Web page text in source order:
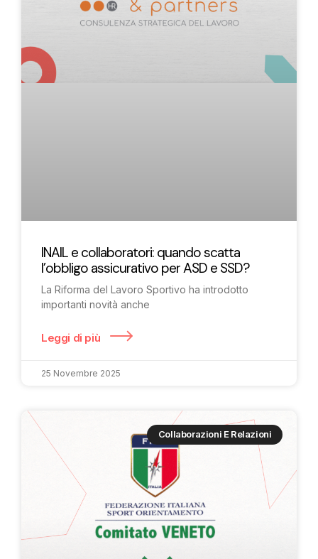
INAIL e collaboratori: quando scatta
l’obbligo assicurativo per ASD e SSD?
La Riforma del Lavoro Sportivo ha introdotto
importanti novità anche
Leggi di più
25 Novembre 2025
Collaborazioni E Relazioni